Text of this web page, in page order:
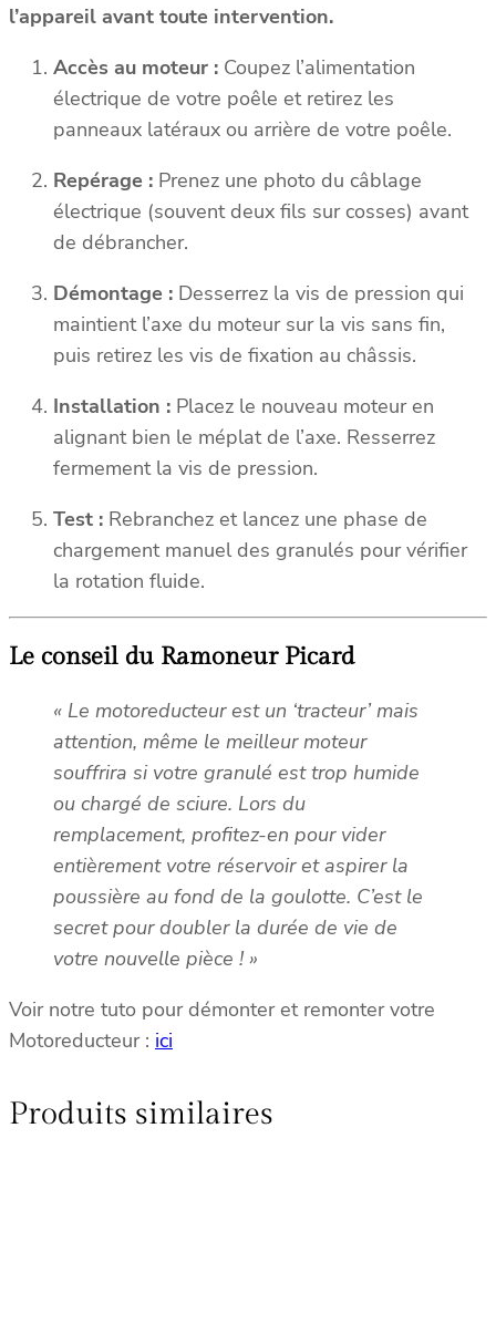
l’appareil avant toute intervention.
Accès au moteur : Coupez l’alimentation
électrique de votre poêle et retirez les
panneaux latéraux ou arrière de votre poêle.
Repérage : Prenez une photo du câblage
électrique (souvent deux fils sur cosses) avant
de débrancher.
Démontage : Desserrez la vis de pression qui
maintient l’axe du moteur sur la vis sans fin,
puis retirez les vis de fixation au châssis.
Installation : Placez le nouveau moteur en
alignant bien le méplat de l’axe. Resserrez
fermement la vis de pression.
Test : Rebranchez et lancez une phase de
chargement manuel des granulés pour vérifier
la rotation fluide.
Le conseil du Ramoneur Picard
« Le motoreducteur est un ‘tracteur’ mais
attention, même le meilleur moteur
souffrira si votre granulé est trop humide
ou chargé de sciure. Lors du
remplacement, profitez-en pour vider
entièrement votre réservoir et aspirer la
poussière au fond de la goulotte. C’est le
secret pour doubler la durée de vie de
votre nouvelle pièce ! »
Voir notre tuto pour démonter et remonter votre
Motoreducteur : ici
Produits similaires